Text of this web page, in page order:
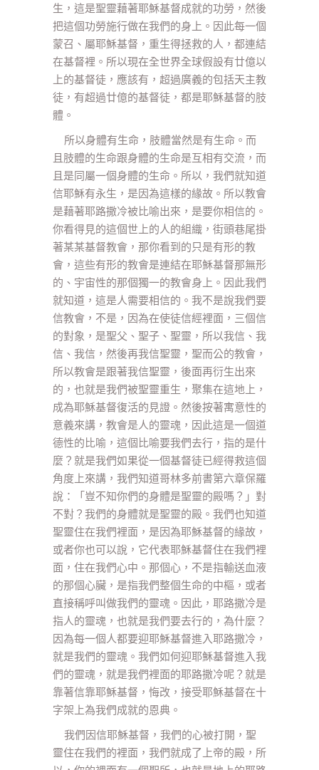
生，這是聖靈藉著耶穌基督成就的功勞，然後
把這個功勞施行做在我們的身上。因此每一個
蒙召、屬耶穌基督，重生得拯救的人，都連結
在基督裡。所以現在全世界全球假設有廿億以
上的基督徒，應該有，超過廣義的包括天主教
徒，有超過廿億的基督徒，都是耶穌基督的肢
體。
所以身體有生命，肢體當然是有生命。而
且肢體的生命跟身體的生命是互相有交流，而
且是同屬一個身體的生命。所以，我們就知道
信耶穌有永生，是因為這樣的緣故。所以教會
是藉著耶路撒冷被比喻出來，是要你相信的。
你看得見的這個世上的人的組織，街頭巷尾掛
著某某基督教會，那你看到的只是有形的教
會，這些有形的教會是連結在耶穌基督那無形
的、宇宙性的那個獨一的教會身上。因此我們
就知道，這是人需要相信的。我不是說我們要
信教會，不是，因為在使徒信經裡面，三個信
的對象，是聖父、聖子、聖靈，所以我信、我
信、我信，然後再我信聖靈，聖而公的教會，
所以教會是跟著我信聖靈，後面再衍生出來
的，也就是我們被聖靈重生，聚集在這地上，
成為耶穌基督復活的見證。然後按著寓意性的
意義來講，教會是人的靈魂，因此這是一個道
德性的比喻，這個比喻要我們去行，指的是什
麼？就是我們如果從一個基督徒已經得救這個
角度上來講，我們知道哥林多前書第六章保羅
說：「豈不知你們的身體是聖靈的殿嗎？」對
不對？我們的身體就是聖靈的殿。我們也知道
聖靈住在我們裡面，是因為耶穌基督的緣故，
或者你也可以說，它代表耶穌基督住在我們裡
面，住在我們心中。那個心，不是指輸送血液
的那個心臟，是指我們整個生命的中樞，或者
直接稱呼叫做我們的靈魂。因此，耶路撒冷是
指人的靈魂，也就是我們要去行的，為什麼？
因為每一個人都要迎耶穌基督進入耶路撒冷，
就是我們的靈魂。我們如何迎耶穌基督進入我
們的靈魂，就是我們裡面的耶路撒冷呢？就是
靠著信靠耶穌基督，悔改，接受耶穌基督在十
字架上為我們成就的恩典。
我們因信耶穌基督，我們的心被打開，聖
靈住在我們的裡面，我們就成了上帝的殿，所